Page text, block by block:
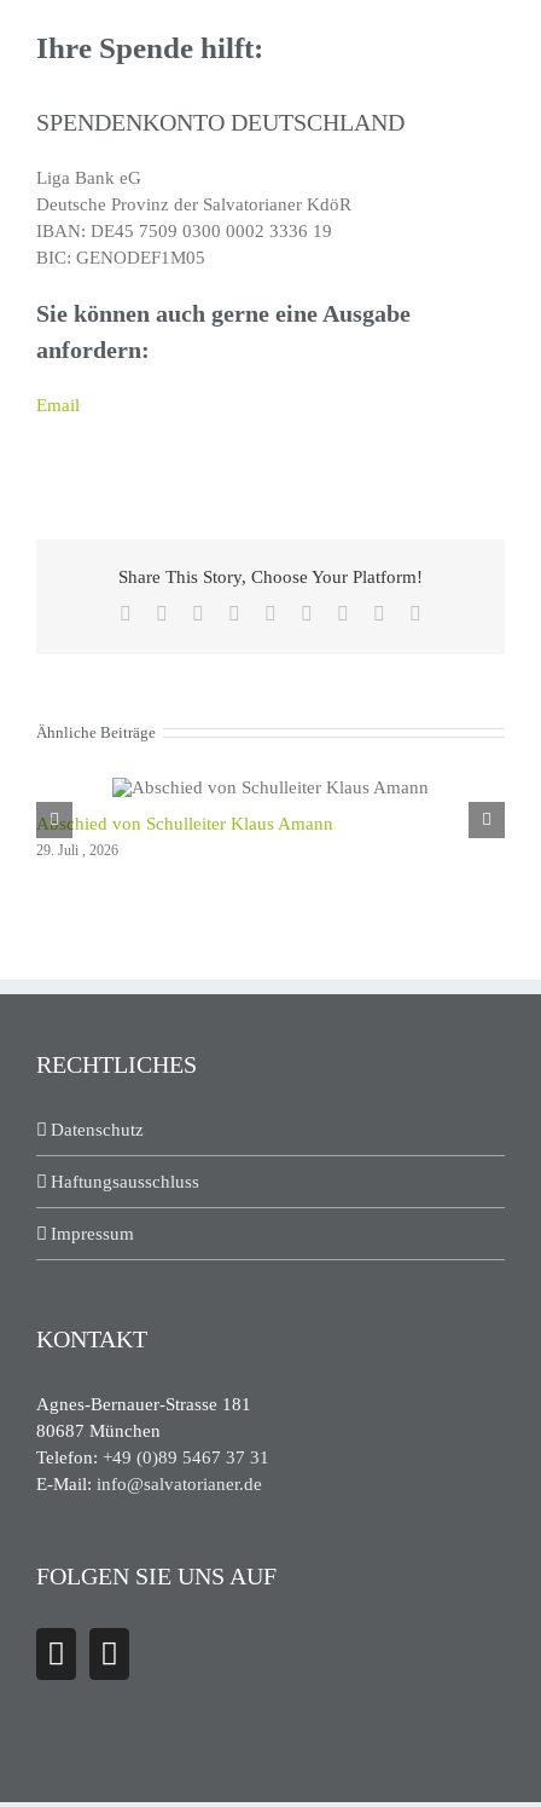
Ihre Spende hilft:
SPENDENKONTO DEUTSCHLAND
Liga Bank eG
Deutsche Provinz der Salvatorianer KdöR
IBAN: DE45 7509 0300 0002 3336 19
BIC: GENODEF1M05
Sie können auch gerne eine Ausgabe
anfordern:
Email
Share This Story, Choose Your Platform!
Facebook Reddit LinkedInWhatsApp
TumblrPinterest
Ähnliche Beiträge
Abschied von Schulleiter Klaus Amann
29. Juli , 2026
RECHTLICHES
Datenschutz
Haftungsausschluss
Impressum
KONTAKT
Agnes-Bernauer-Strasse 181
80687 München
Telefon: +49 (0)89 5467 37 31
E-Mail: info@salvatorianer.de
FOLGEN SIE UNS AUF